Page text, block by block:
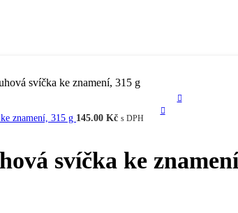
svíčka ke znamení, 315 g
znamení, 315 g 145.00 Kč s DPH
svíčka ke